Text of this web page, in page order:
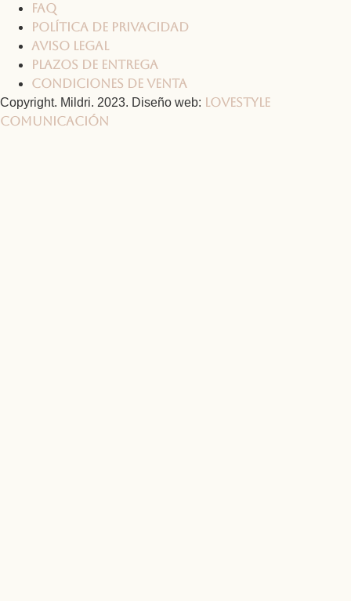
FAQ
Política de privacidad
Aviso legal
Plazos de entrega
Condiciones de venta
Copyright. Mildri. 2023. Diseño web: Lovestyle
Comunicación